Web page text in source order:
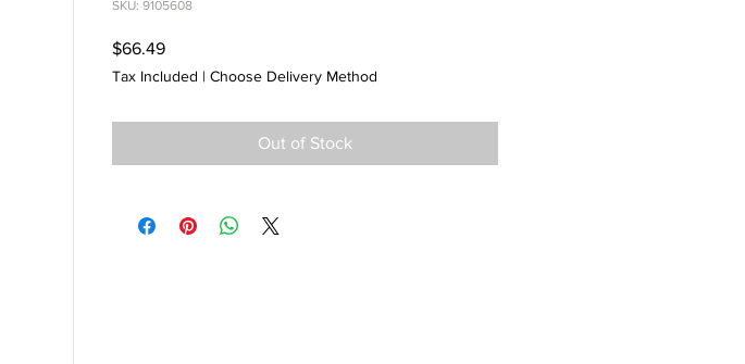
SKU: 9105608
$66.49Price
Tax Included | Choose Delivery Method
Out of Stock